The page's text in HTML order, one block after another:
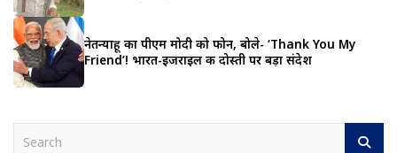
नेतन्याहू का पीएम मोदी को फोन, बोले- ‘Thank You My
Friend’! भारत-इजराइल की दोस्ती पर बड़ा संदेश